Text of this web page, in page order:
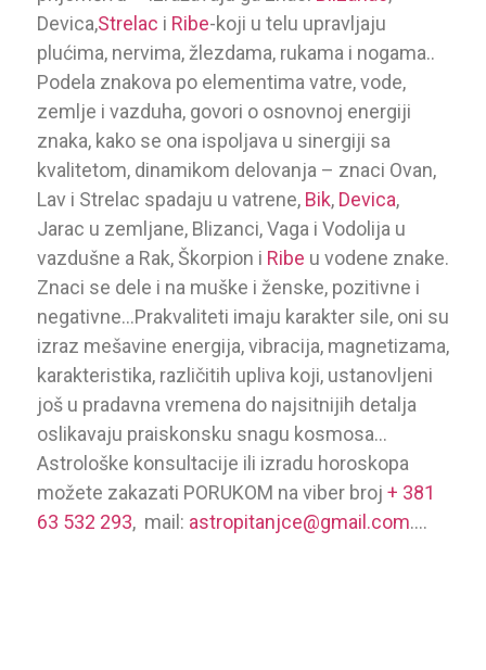
Devica,Strelac i Ribe-koji u telu upravljaju
plućima, nervima, žlezdama, rukama i nogama..
Podela znakova po elementima vatre, vode,
zemlje i vazduha, govori o osnovnoj energiji
znaka, kako se ona ispoljava u sinergiji sa
kvalitetom, dinamikom delovanja – znaci Ovan,
Lav i Strelac spadaju u vatrene, Bik, Devica,
Jarac u zemljane, Blizanci, Vaga i Vodolija u
vazdušne a Rak, Škorpion i Ribe u vodene znake.
Znaci se dele i na muške i ženske, pozitivne i
negativne…Prakvaliteti imaju karakter sile, oni su
izraz mešavine energija, vibracija, magnetizama,
karakteristika, različitih upliva koji, ustanovljeni
još u pradavna vremena do najsitnijih detalja
oslikavaju praiskonsku snagu kosmosa…
Astrološke konsultacije ili izradu horoskopa
možete zakazati PORUKOM na viber broj + 381
63 532 293, mail: astropitanjce@gmail.com….